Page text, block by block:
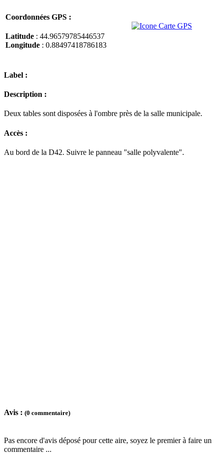
Coordonnées GPS :
Latitude : 44.96579785446537
Longitude : 0.88497418786183
Label :
Description :
Deux tables sont disposées à l'ombre près de la salle municipale.
Accès :
Au bord de la D42. Suivre le panneau "salle polyvalente".
Avis : (0 commentaire)
Pas encore d'avis déposé pour cette aire, soyez le premier à faire un
commentaire ...